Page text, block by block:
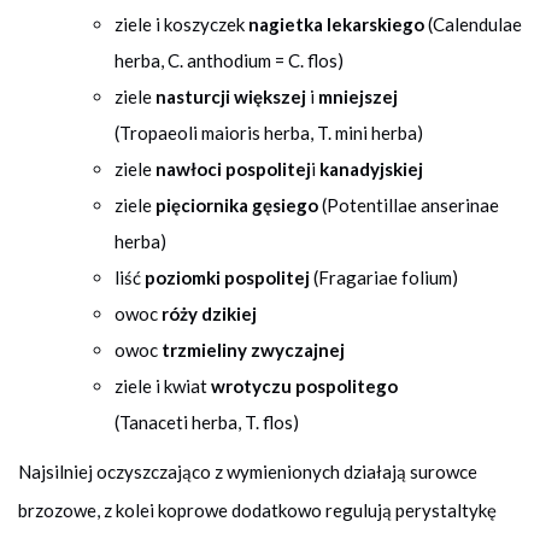
ziele i koszyczek nagietka lekarskiego(Calendulae
herba, C. anthodium = C. flos)
ziele nasturcji większej i mniejszej
(Tropaeoli maioris herba, T. mini herba)
ziele nawłoci pospoliteji kanadyjskiej
ziele pięciornika gęsiego(Potentillae anserinae
herba)
liść poziomki pospolitej(Fragariae folium)
owoc róży dzikiej
owoc trzmieliny zwyczajnej
ziele i kwiatwrotyczu pospolitego
(Tanaceti herba, T. flos)
Najsilniej oczyszczająco z wymienionych działają surowce
brzozowe, z kolei koprowe dodatkowo regulują perystaltykę